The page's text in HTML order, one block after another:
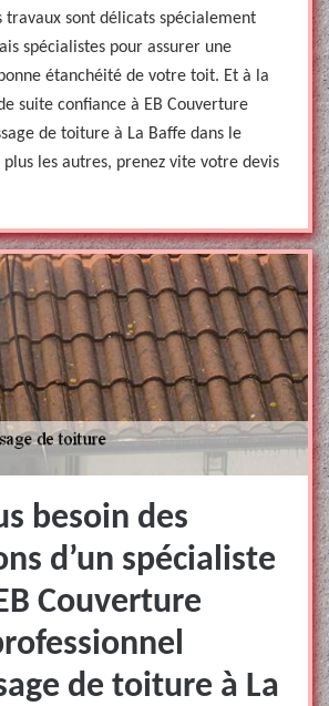
travaux sont délicats spécialement
spécialistes pour assurer une
étanchéité de votre toit. Et à la
suite confiance à EB Couverture
de toiture à La Baffe dans le
plus les autres, prenez vite votre devis
besoin des
d’un spécialiste
Couverture
de toiture à La